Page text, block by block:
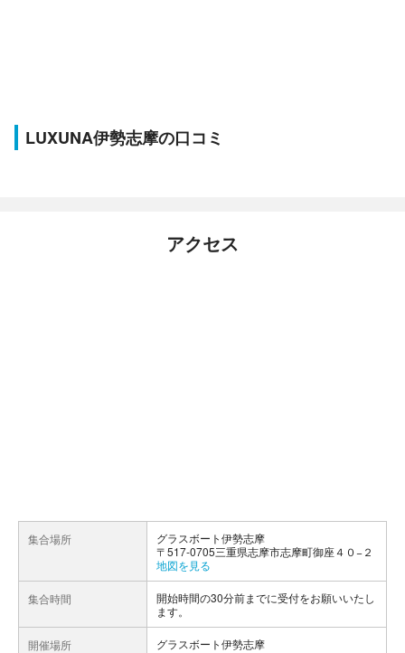
LUXUNA伊勢志摩の口コミ
アクセス
集合場所
グラスボート伊勢志摩
〒517-0705三重県志摩市志摩町御座４０−２
地図を見る
集合時間
開始時間の30分前までに受付をお願いいたし
ます。
開催場所 グラスボート伊勢志摩